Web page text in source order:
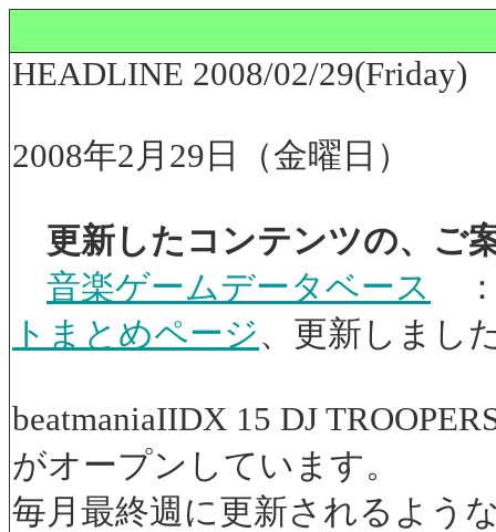
HEADLINE 2008/02/29(Friday)
2008年2月29日（金曜日）
更新したコンテンツの、ご
音楽ゲームデータベース
トまとめページ、更新しまし
beatmaniaIIDX 15 DJ
がオープンしています。
毎月最終週に更新されるよう